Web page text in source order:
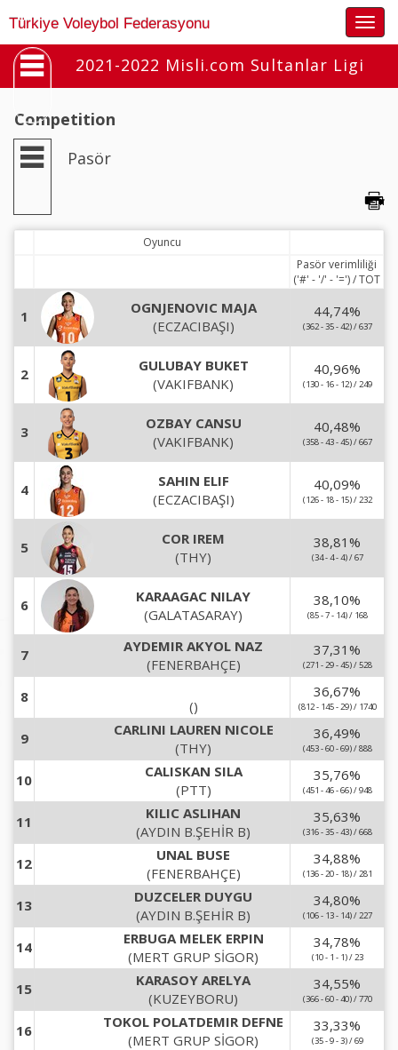
Türkiye Voleybol Federasyonu
2021-2022 Misli.com Sultanlar Ligi
Competition
Pasör
Oyuncu
Pasör verimliliği
('#' - '/' - '=') / TOT
1
OGNJENOVIC MAJA
(ECZACIBAŞI)
44,74%
(362 - 35 - 42) / 637
2
GULUBAY BUKET
(VAKIFBANK)
40,96%
(130 - 16 - 12) / 249
3
OZBAY CANSU
(VAKIFBANK)
40,48%
(358 - 43 - 45) / 667
4
SAHIN ELIF
(ECZACIBAŞI)
40,09%
(126 - 18 - 15) / 232
5
COR IREM
(THY)
38,81 %
(34 - 4 - 4) / 67
6
KARAAGAC NILAY
(GALATASARAY)
38,10%
(85 - 7 - 14) / 168
7
AYDEMIR AKYOL NAZ
(FENERBAHÇE)
37,31 %
(271 - 29 - 45) / 528
8
()
36,67%
(812 - 145 - 29) / 1740
9
CARLINI LAUREN NICOLE
(THY)
36,49%
(453 - 60 - 69) / 888
10
CALISKAN SILA
(PTT)
35,76%
(451 - 46 - 66) / 948
11
KILIC ASLIHAN
(AYDIN B.ŞEHİR B)
35,63%
(316 - 35 - 43) / 668
12
UNAL BUSE
(FENERBAHÇE)
34,88%
(136 - 20 - 18) / 281
13
DUZCELER DUYGU
(AYDIN B.ŞEHİR B)
34,80%
(106 - 13 - 14) / 227
14
ERBUGA MELEK ERPIN
(MERT GRUP SİGOR)
34,78%
(10 - 1 - 1) / 23
15
KARASOY ARELYA
(KUZEYBORU)
34,55%
(366 - 60 - 40) / 770
16
TOKOL POLATDEMIR DEFNE
(MERT GRUP SİGOR)
33,33%
(35 - 9 - 3) / 69